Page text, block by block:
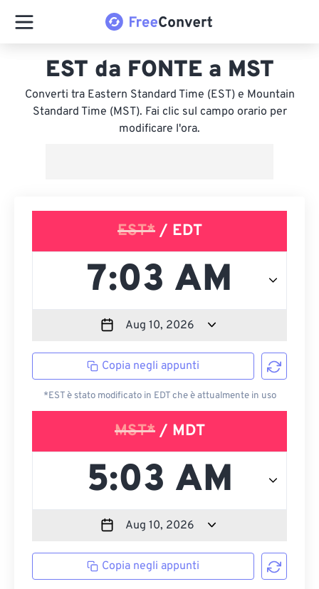
EST da FONTE a MST
Converti tra Eastern Standard Time (EST) e Mountain
Standard Time (MST). Fai clic sul campo orario per
modificare l'ora.
EST*/ EDT
Copia negli appunti
*EST è stato modificato in EDT che è attualmente in uso
MST*/ MDT
Copia negli appunti